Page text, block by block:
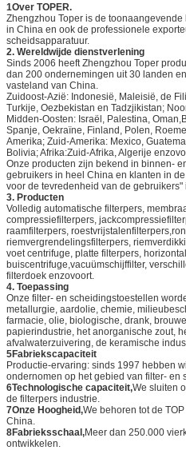
1Over TOPER.
Zhengzhou Toper is de
in China en ook de professionele
scheidsapparatuur.
2. Wereldwijde dienstverlening
Sinds 2006 heeft Zhengzhou Toper
dan 200 ondernemingen uit 30 landen
vasteland van China.
Zuidoost-Azië: Indonesië, Maleisië, de
Turkije, Oezbekistan en Tadzjikistan;
Midden-Oosten: Israël, Palestina,
Spanje, Oekraïne, Finland, Polen,
Amerika; Zuid-Amerika: Mexico,
Bolivia; Afrika:Zuid-Afrika, Algerije
Onze producten zijn bekend in binnen-
gebruikers in heel China en klanten in
voor de tevredenheid van de
3. Producten
Volledig automatische filterpers,
compressiefilterpers,
raamfilterpers,
riemvergrendelingsfilterpers,
voet centrifuge, platte filterpers,
buiscentrifuge,vacuümschijffilter,
filterdoek enzovoort.
4. Toepassing
Onze filter- en scheidingstoestellen
metallurgie, aardolie, chemie,
farmacie, olie, biologische, drank,
papierindustrie, het anorganische zout,
afvalwaterzuivering, de keramische
5Fabriekscapaciteit
Productie-ervaring: sinds 1997 hebben
ondernomen op het gebied van filter- en
6Technologische capaciteit,We sluiten
de filterpers industrie.
7Onze Hoogheid,We behoren tot de
China.
8Fabrieksschaal,Meer dan 250.000
ontwikkelen.